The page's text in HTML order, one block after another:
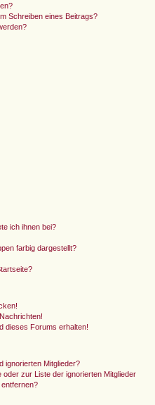
Schreiben eines Beitrags?
ich ihnen bei?
farbig dargestellt?
dieses Forums erhalten!
ignorierten Mitglieder?
zur Liste der ignorierten Mitglieder